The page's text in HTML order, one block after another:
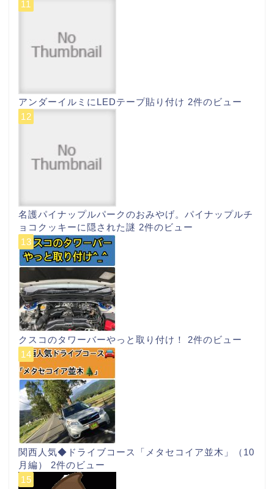
アンダーイルミにLEDテープ貼り付け 2件のビュー
名護パイナップルパークのおみやげ。パイナップルチ
ョコクッキーに隠された謎 2件のビュー
クスコのタワーバーやっと取り付け！ 2件のビュー
関西人気◆ドライブコース「メタセコイア並木」（10
月編） 2件のビュー